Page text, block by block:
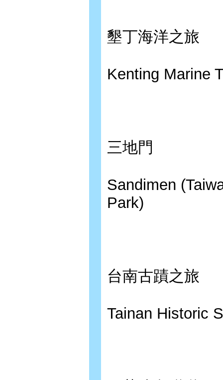
墾丁海洋之旅
Kenting Marine
三地門
Sandimen
Park)
台南古蹟之旅
Tainan Historic